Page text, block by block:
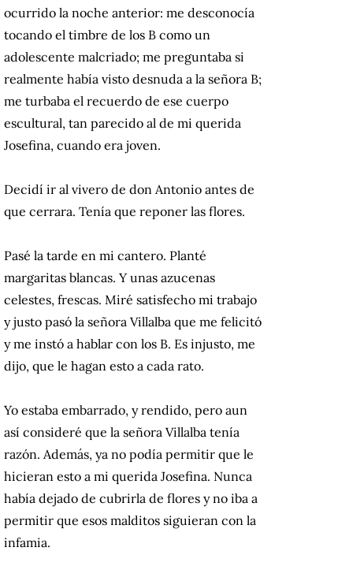
ocurrido la noche anterior: me desconocía
tocando el timbre de los B como un
adolescente malcriado; me preguntaba si
realmente había visto desnuda a la señora B;
me turbaba el recuerdo de ese cuerpo
escultural, tan parecido al de mi querida
Josefina, cuando era joven.
Decidí ir al vivero de don Antonio antes de
que cerrara. Tenía que reponer las flores.
Pasé la tarde en mi cantero. Planté
margaritas blancas. Y unas azucenas
celestes, frescas. Miré satisfecho mi trabajo
y justo pasó la señora Villalba que me felicitó
y me instó a hablar con los B. Es injusto, me
dijo, que le hagan esto a cada rato.
Yo estaba embarrado, y rendido, pero aun
así consideré que la señora Villalba tenía
razón. Además, ya no podía permitir que le
hicieran esto a mi querida Josefina. Nunca
había dejado de cubrirla de flores y no iba a
permitir que esos malditos siguieran con la
infamia.